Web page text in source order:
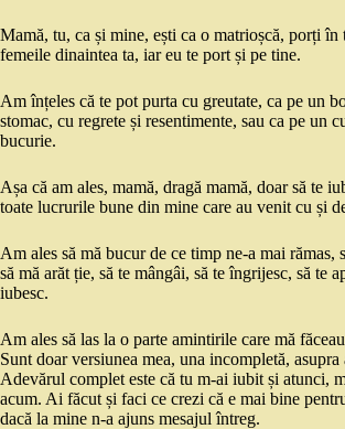
Mamă, tu, ca și mine, ești ca o matrioșcă, porți în
femeile dinaintea ta, iar eu te port și pe tine.
Am înțeles că te pot purta cu greutate, ca pe un
stomac, cu regrete și resentimente, sau ca pe un
bucurie.
Așa că am ales, mamă, dragă mamă, doar să te
toate lucrurile bune din mine care au venit cu și
Am ales să mă bucur de ce timp ne-a mai rămas,
să mă arăt ție, să te mângâi, să te îngrijesc, să te
iubesc.
Am ales să las la o parte amintirile care mă
Sunt doar versiunea mea, una incompletă,
Adevărul complet este că tu m-ai iubit și atunci,
acum. Ai făcut și faci ce crezi că e mai bine
dacă la mine n-a ajuns mesajul întreg.